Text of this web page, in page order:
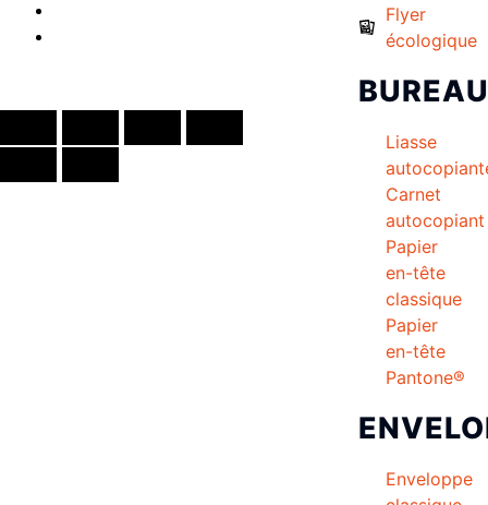
Flyer
écologique
BUREAU
Liasse
Carnet
autocopiant
Papier
en-tête
classique
Papier
en-tête
Pantone®
Enveloppe